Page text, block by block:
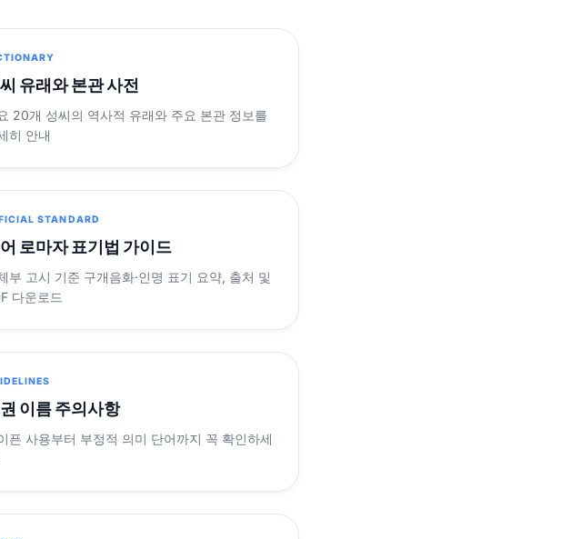
유래와 본관 사전
20개 성씨의 역사적 유래와 주요 본관 정보를
히 안내
STANDARD
로마자 표기법 가이드
부 고시 기준 구개음화·인명 표기 요약, 출처 및
다운로드
이름 주의사항
픈 사용부터 부정적 의미 단어까지 꼭 확인하세